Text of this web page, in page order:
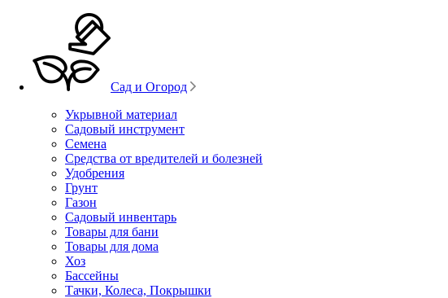
Сад и Огород
Укрывной материал
Садовый инструмент
Семена
Средства от вредителей и болезней
Удобрения
Грунт
Газон
Садовый инвентарь
Товары для бани
Товары для дома
Хоз
Бассейны
Тачки, Колеса, Покрышки